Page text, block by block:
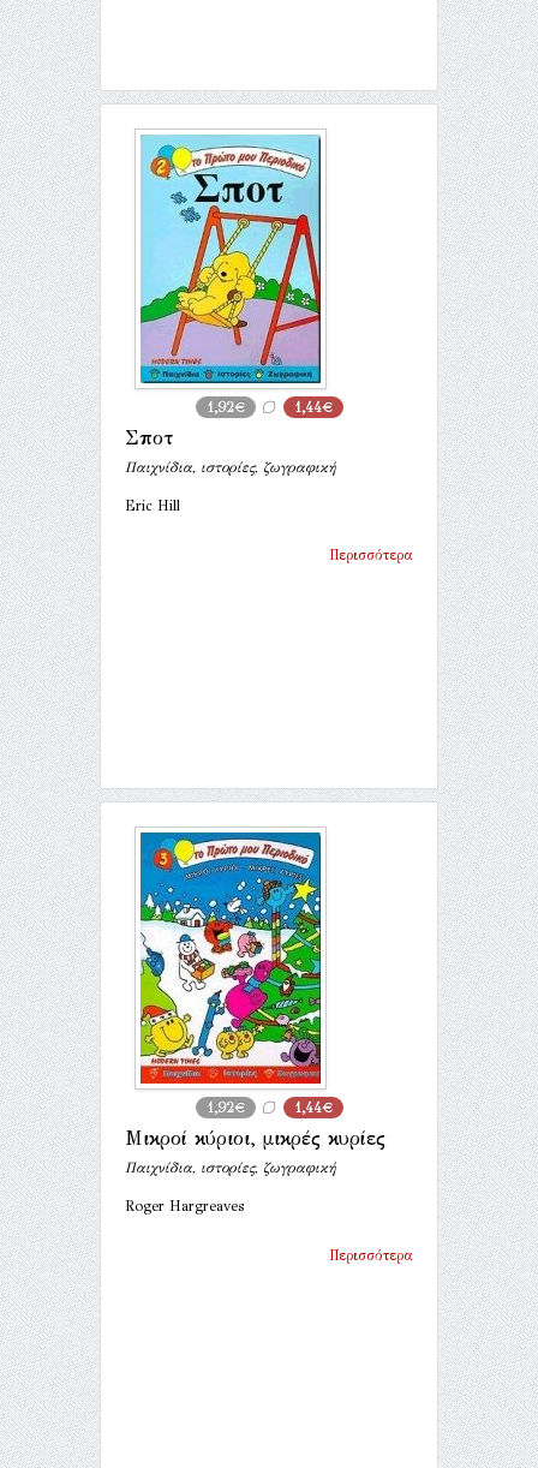
1,92€ 1,44€
Σποτ
Παιχνίδια, ιστορίες, ζωγραφική
Eric Hill
Περισσότερα
1,92€ 1,44€
Μικροί κύριοι, μικρές κυρίες
Παιχνίδια, ιστορίες, ζωγραφική
Roger Hargreaves
Περισσότερα